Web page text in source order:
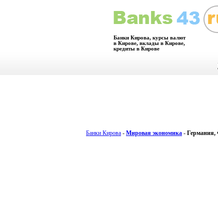
Банки Кирова, курсы валют
в Кирове, вклады в Кирове,
кредиты в Кирове
Банки Кирова - Мировая экономика - Германия,